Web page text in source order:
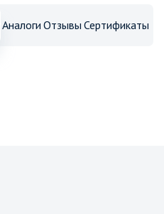
Аналоги Отзывы Сертификаты